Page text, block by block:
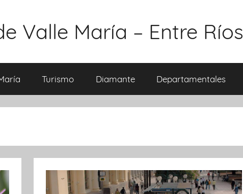
Valle María – Entre Ríos
Turismo Diamante Departamentales